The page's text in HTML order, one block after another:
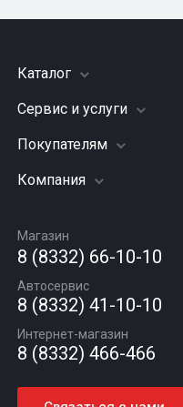
Каталог
Шины
Грузовые шины
Диски
Автомасла
Сервис и услуги
Заправка кондиционера
Подвеска (ходовая часть)
Шиномонтаж
Покупателям
Акции
Гарантии и возврат
Компания
Вакансии
Новости
Статьи
Контакты
Магазин
8 (8332) 66-10-10
Автосервис
8 (8332) 41-10-10
Интернет-магазин
8 (8332) 466-466